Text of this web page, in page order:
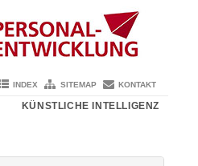
INDEX SITEMAP KONTAKT
KÜNSTLICHE INTELLIGENZ